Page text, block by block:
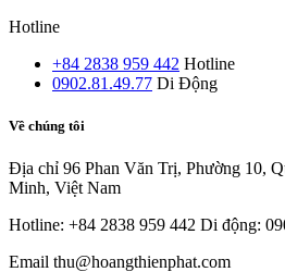
Hotline
+84 2838 959 442 Hotline
0902.81.49.77 Di Động
Về chúng tôi
Địa chỉ 96 Phan Văn Trị, Phường 10,
Minh, Việt Nam
Hotline: +84 2838 959 442 Di động:
Email thu@hoangthienphat.com